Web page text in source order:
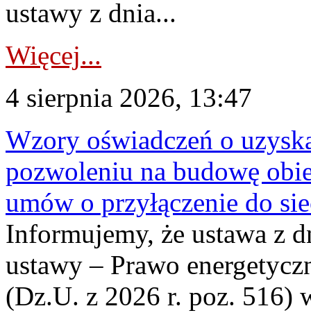
ustawy z dnia...
Więcej...
4 sierpnia 2026, 13:47
Wzory oświadczeń o
pozwoleniu na budowę
umów o przyłączenie do
Informujemy, że ustawa z
ustawy – Prawo
(Dz.U. z 2026 r. poz. 516)